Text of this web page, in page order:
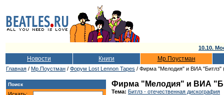
10.10.
Новости Книги Мр.Поустман
Главная / Мр.Поустман / Форум Lost Lennon Tapes / Фирма "Мелодия" и ВИА "Битлз"
Поиск Фирма "Мелодия" и ВИА
Тема: Битлз - отечественная дискография